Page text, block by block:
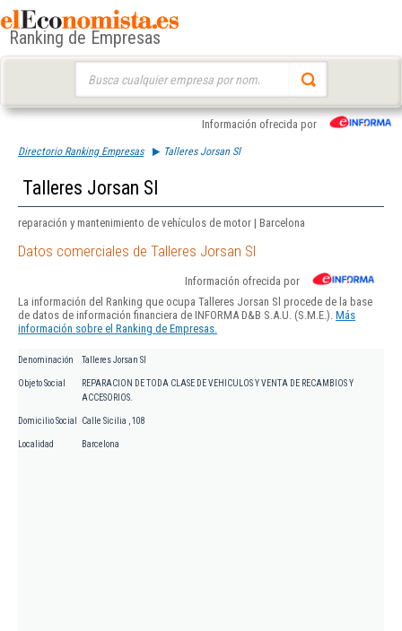
Ranking de Empresas
Información ofrecida por
Directorio Ranking Empresas Talleres Jorsan Sl
Talleres Jorsan Sl
reparación y mantenimiento de vehículos de motor | Barcelona
Datos comerciales de Talleres Jorsan Sl
Información ofrecida por
La información del Ranking que ocupa Talleres Jorsan Sl procede de la base
de datos de información financiera de INFORMA D&B S.A.U. (S.M.E.). Más
información sobre el Ranking de Empresas.
Denominación Talleres Jorsan Sl
Objeto Social
REPARACION DE TODA CLASE DE VEHICULOS Y VENTA DE RECAMBIOS Y
ACCESORIOS.
Domicilio Social Calle Sicilia , 108
Localidad Barcelona